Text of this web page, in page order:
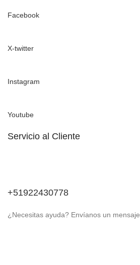
Facebook
X-twitter
Instagram
Youtube
Servicio al Cliente
+51922430778
¿Necesitas ayuda? Envíanos un mensaje